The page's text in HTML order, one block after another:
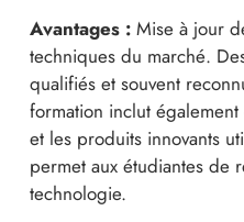
Avantages : Mise à jour
techniques du marché.
qualifiés et souvent
formation inclut
et les produits innovants
permet aux étudiantes de
technologie.